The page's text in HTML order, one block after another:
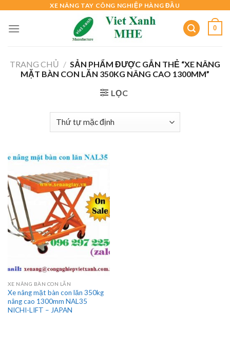
content
XE NÂNG TAY CÔNG NGHIỆP HÀNG ĐẦU
0
TRANG CHỦ / SẢN PHẨM ĐƯỢC GẮN THẺ “XE NÂNG
MẶT BÀN CON LĂN 350KG NÂNG CAO 1300MM”
LỌC
XE NÂNG BÀN CON LĂN
Xe nâng mặt bàn con lăn 350kg
nâng cao 1300mm NAL35
NICHI-LIFT – JAPAN